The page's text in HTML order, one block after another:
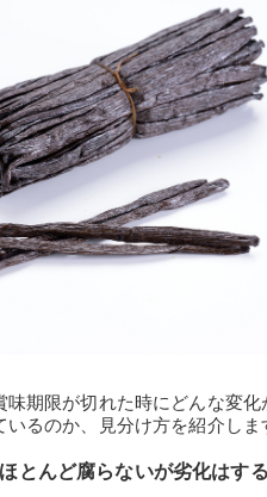
味期限が切れた時にどんな変
るのか、見分け方を紹介しま
とんど腐らないが劣化はする